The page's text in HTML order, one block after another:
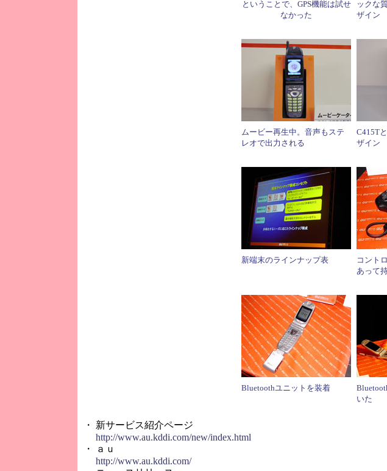
ということで、GPS機能は試せ
なかった
ックな
ザイン
ムービー再生中。音声もステ
レオで出力される
C415T
ザイン
新端末のラインナップ表
コント
あって
Bluetoothユニットを装着
いた
・ 新サービス紹介ページ
http://www.au.kddi.com/new/index.html
・ ａｕ
http://www.au.kddi.com/